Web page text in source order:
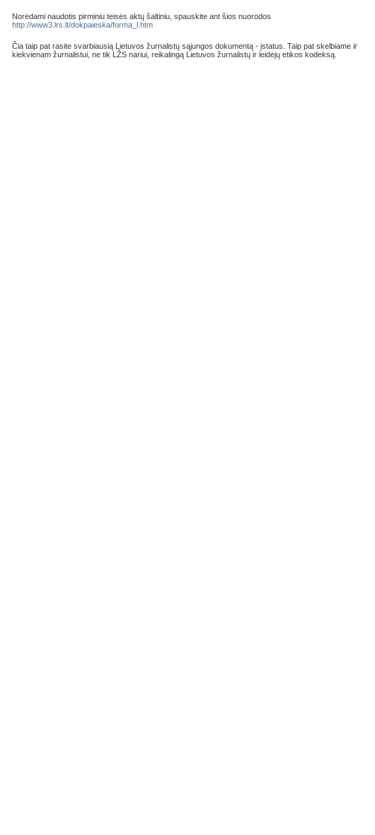
Norėdami naudotis pirminiu teisės aktų šaltiniu, spauskite ant šios nuorodos
http://www3.lrs.lt/dokpaieska/forma_l.htm
Čia taip pat rasite svarbiausią Lietuvos žurnalistų sąjungos dokumentą - įstatus. Taip pat skelbiame ir
kiekvienam žurnalistui, ne tik LŽS nariui, reikalingą Lietuvos žurnalistų ir leidėjų etikos kodeksą.